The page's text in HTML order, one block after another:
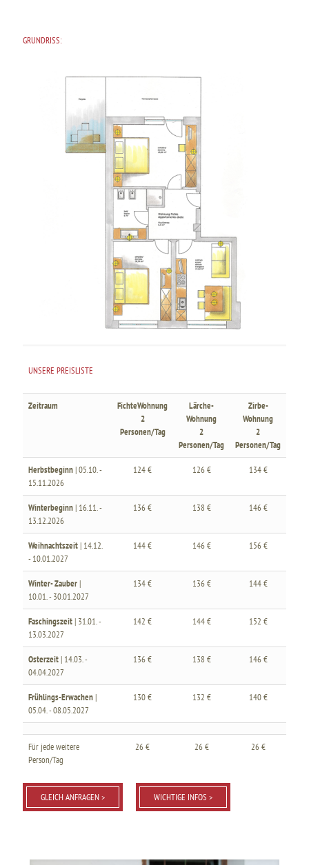
GRUNDRISS:
UNSERE PREISLISTE
Zeitraum
FichteWohnung
2
Personen/Tag
Lärche-
Wohnung
2
Personen/Tag
Zirbe-
Wohnung
2
Personen/Tag
Herbstbeginn| 05.10. -
15.11.2026
124 € 126 € 134 €
Winterbeginn| 16.11. -
13.12.2026
136 € 138 € 146 €
Weihnachtszeit| 14.12.
- 10.01.2027
144 € 146 € 156 €
Winter- Zauber|
10.01. - 30.01.2027
134 € 136 € 144 €
Faschingszeit| 31.01. -
13.03.2027
142 € 144 € 152 €
Osterzeit| 14.03. -
04.04.2027
136 € 138 € 146 €
Frühlings-Erwachen|
05.04. - 08.05.2027
130 € 132 € 140 €
Für jede weitere
Person/Tag
26 € 26 € 26 €
GLEICH ANFRAGEN > WICHTIGE INFOS >